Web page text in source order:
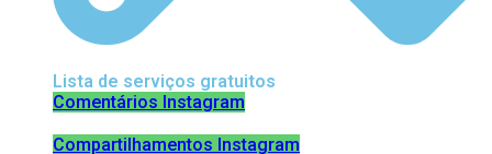
Lista de serviços gratuitos
Comentários Instagram
Compartilhamentos Instagram